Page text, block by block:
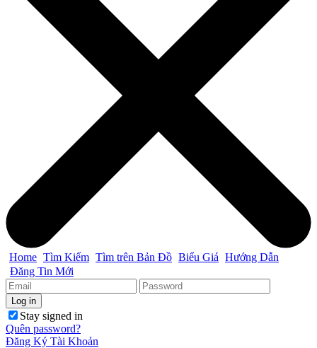
Home Tìm Kiếm Tìm trên Bản Đồ Biểu Giá Hướng Dẫn
Đăng Tin Mới
Stay signed in
Quên password?
Đăng Ký Tài Khoản